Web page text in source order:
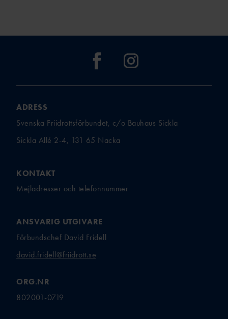
ADRESS
Svenska Friidrottsförbundet, c/o Bauhaus Sickla
Sickla Allé 2-4, 131 65 Nacka
KONTAKT
Mejladresser och telefonnummer
ANSVARIG UTGIVARE
Förbundschef David Fridell
david.fridell@friidrott.se
ORG.NR
802001-0719